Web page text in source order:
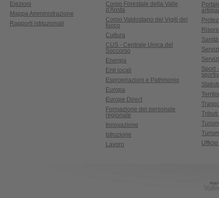
Elezioni
Mappa Amministrazione
Rapporti istituzionali
Corpo Forestale della Valle
d'Aosta
Corpo Valdostano dei Vigili del
fuoco
Cultura
CUS - Centrale Unica del
Soccorso
Energia
Enti locali
Espropriazioni e Patrimonio
Europa
Europe Direct
Formazione del personale
regionale
Innovazione
Istruzione
Lavoro
Sanità
Sport